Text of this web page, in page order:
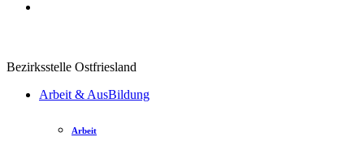
Bezirksstelle Ostfriesland
Arbeit & AusBildung
Arbeit